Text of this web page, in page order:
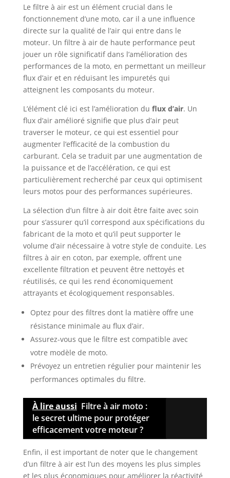
Le filtre à air est un élément crucial dans le
fonctionnement d’une moto, car il a une influence
directe sur la qualité de l’air qui entre dans le
moteur. Un filtre à air de haute performance peut
jouer un rôle significatif dans l’amélioration des
performances de la moto, en permettant un meilleur
flux d’air et en réduisant les impuretés qui
atteignent les composants du moteur.
L’élément clé ici est l’amélioration du flux d’air. Un
flux d’air amélioré signifie que plus d’air peut
traverser le moteur, ce qui est essentiel pour
augmenter l’efficacité de la combustion du
carburant. Cela se traduit par une augmentation de
la puissance et de l’accélération, ce qui est
particulièrement recherché par ceux qui optimisent
leurs motos pour des performances supérieures.
La sélection d’un filtre à air doit être faite avec soin
pour s’assurer qu’il correspond aux spécifications du
fabricant de la moto et qu’il peut supporter le
volume d’air nécessaire à votre style de conduite. Les
filtres à air en coton, par exemple, offrent une
excellente filtration et peuvent être nettoyés et
réutilisés, ce qui les rend économiquement
attrayants et écologiquement responsables.
Optez pour des filtres dont la matière offre une
résistance minimale au flux d’air.
Assurez-vous que le filtre est compatible avec
votre modèle de moto.
Prévoyez un entretien régulier pour maintenir les
performances optimales du filtre.
À lire aussi Filtre à air moto :
le secret ultime pour protéger
efficacement votre moteur ?
Enfin, il est important de noter que le changement
d’un filtre à air est l’un des moyens les plus simples
et les plus économiques pour améliorer la réactivité